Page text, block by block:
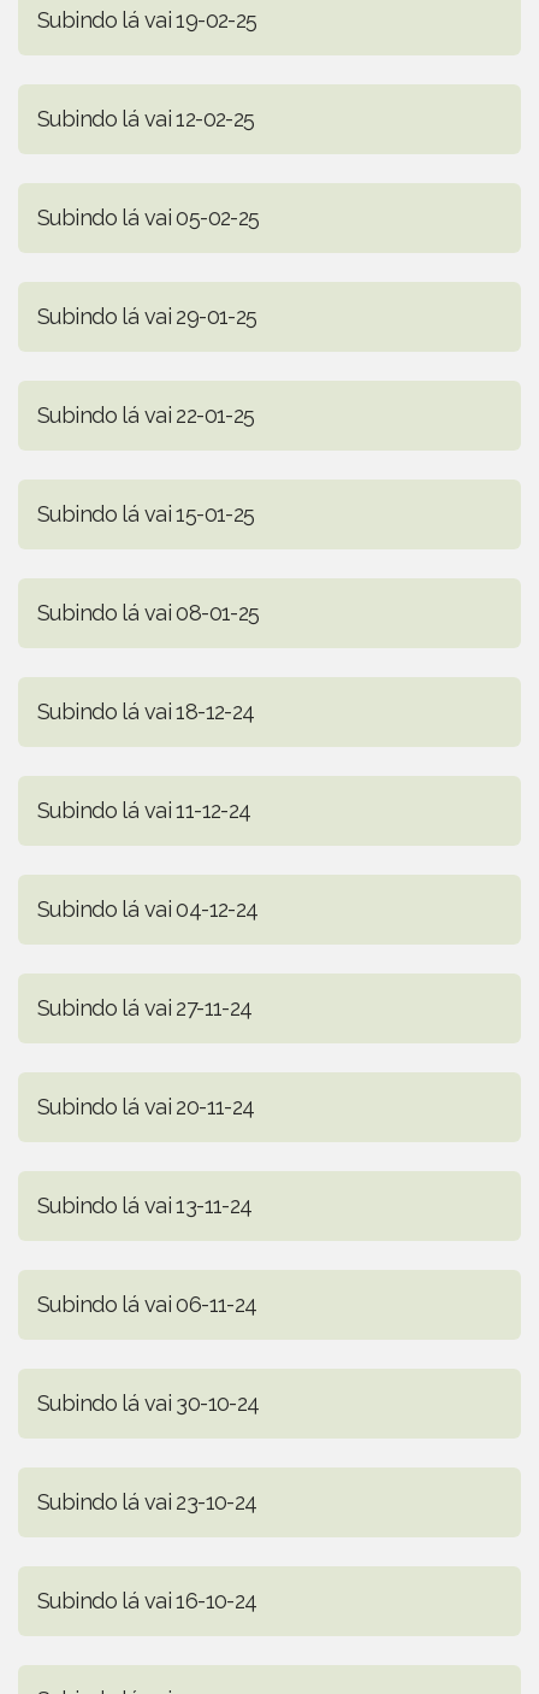
Subindo lá vai 19-02-25
Subindo lá vai 12-02-25
Subindo lá vai 05-02-25
Subindo lá vai 29-01-25
Subindo lá vai 22-01-25
Subindo lá vai 15-01-25
Subindo lá vai 08-01-25
Subindo lá vai 18-12-24
Subindo lá vai 11-12-24
Subindo lá vai 04-12-24
Subindo lá vai 27-11-24
Subindo lá vai 20-11-24
Subindo lá vai 13-11-24
Subindo lá vai 06-11-24
Subindo lá vai 30-10-24
Subindo lá vai 23-10-24
Subindo lá vai 16-10-24